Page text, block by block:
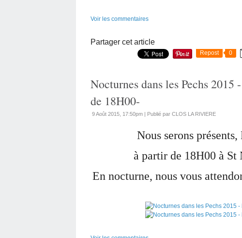
Voir les commentaires
Partager cet article
Repost 0
Nocturnes dans les Pechs
de 18H00-
9 Août 2015, 17:50pm | Publié par CLOS LA RIVIERE
Nous serons
à partir de 18H00 à St
En nocturne, nous vous